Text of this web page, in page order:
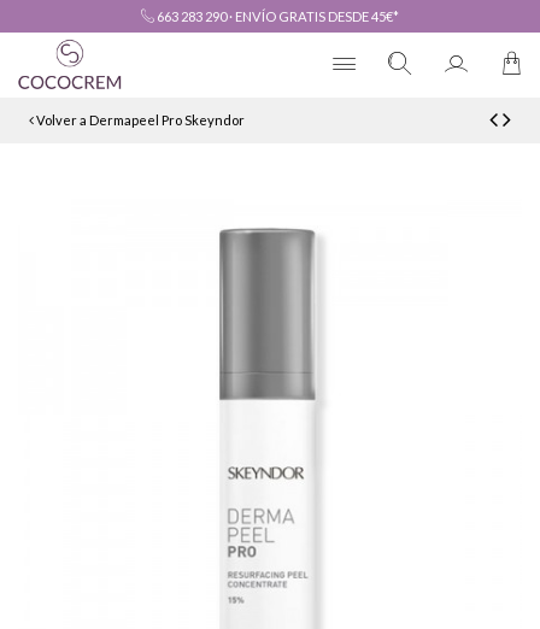
663 283 290· ENVÍO GRATIS DESDE 45€*
Volver a Dermapeel Pro Skeyndor